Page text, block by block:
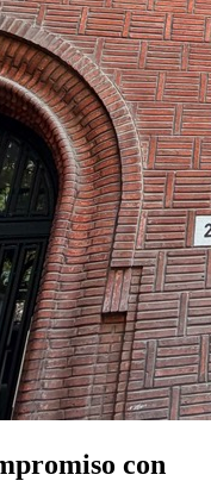
con